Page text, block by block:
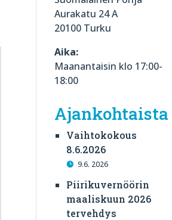
Aurakatu 24 A
20100 Turku
Aika:
Maanantaisin klo 17:00-
18:00
Ajankohtaista
Vaihtokokous
8.6.2026
9.6. 2026
Piirikuvernöörin
maaliskuun 2026
tervehdys